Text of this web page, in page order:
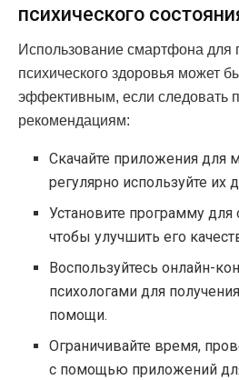
психического
Использование смартфона для
психического здоровья может
эффективным, если следовать
рекомендациям:
Скачайте приложения для
регулярно используйте их
Установите программу для
чтобы улучшить его
Воспользуйтесь онлайн-
психологами для
помощи.
Ограничивайте время,
с помощью приложений